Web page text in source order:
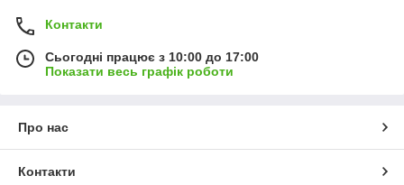
Контакти
Сьогодні працює з 10:00 до 17:00
Показати весь графік роботи
Про нас
Контакти